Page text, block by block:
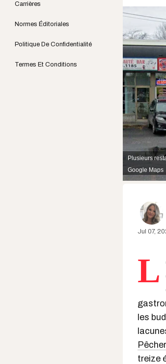
Carrières
Normes Éditoriales
Politique De Confidentialité
Termes Et Conditions
Plusieurs
Google Maps
Jul 07,
L
les
treize